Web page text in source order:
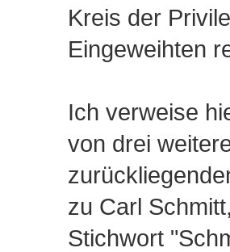
Kreis der
Eingeweihten
Ich verweise
von drei
zu Carl
Stichwort